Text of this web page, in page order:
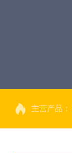
主营产品：